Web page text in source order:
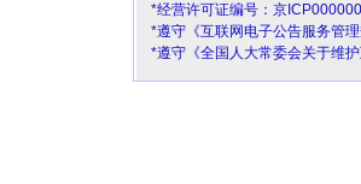
*经营许可证编号：京
*遵守《互联网电子公告服务管理
*遵守《全国人大常委会关于维护